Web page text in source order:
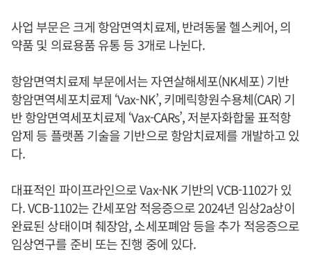
사업 부문은 크게 항암면역치료제, 반려동물 헬스케어, 의
약품 및 의료용품 유통 등 3개로 나뉜다.
항암면역치료제 부문에서는 자연살해세포(NK세포) 기반
항암면역세포치료제 ‘Vax-NK’, 키메릭항원수용체(CAR) 기
반 항암면역세포치료제 ‘Vax-CARs’, 저분자화합물 표적항
암제 등 플랫폼 기술을 기반으로 항암치료제를 개발하고 있
다.
대표적인 파이프라인으로 Vax-NK 기반의 VCB-1102가 있
다. VCB-1102는 간세포암 적응증으로 2024년 임상2a상이
완료된 상태이며 췌장암, 소세포폐암 등을 추가 적응증으로
임상연구를 준비 또는 진행 중에 있다.